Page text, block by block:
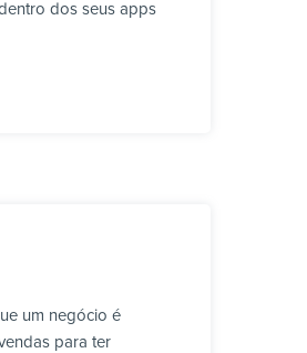
dos seus apps
um negócio é
para ter